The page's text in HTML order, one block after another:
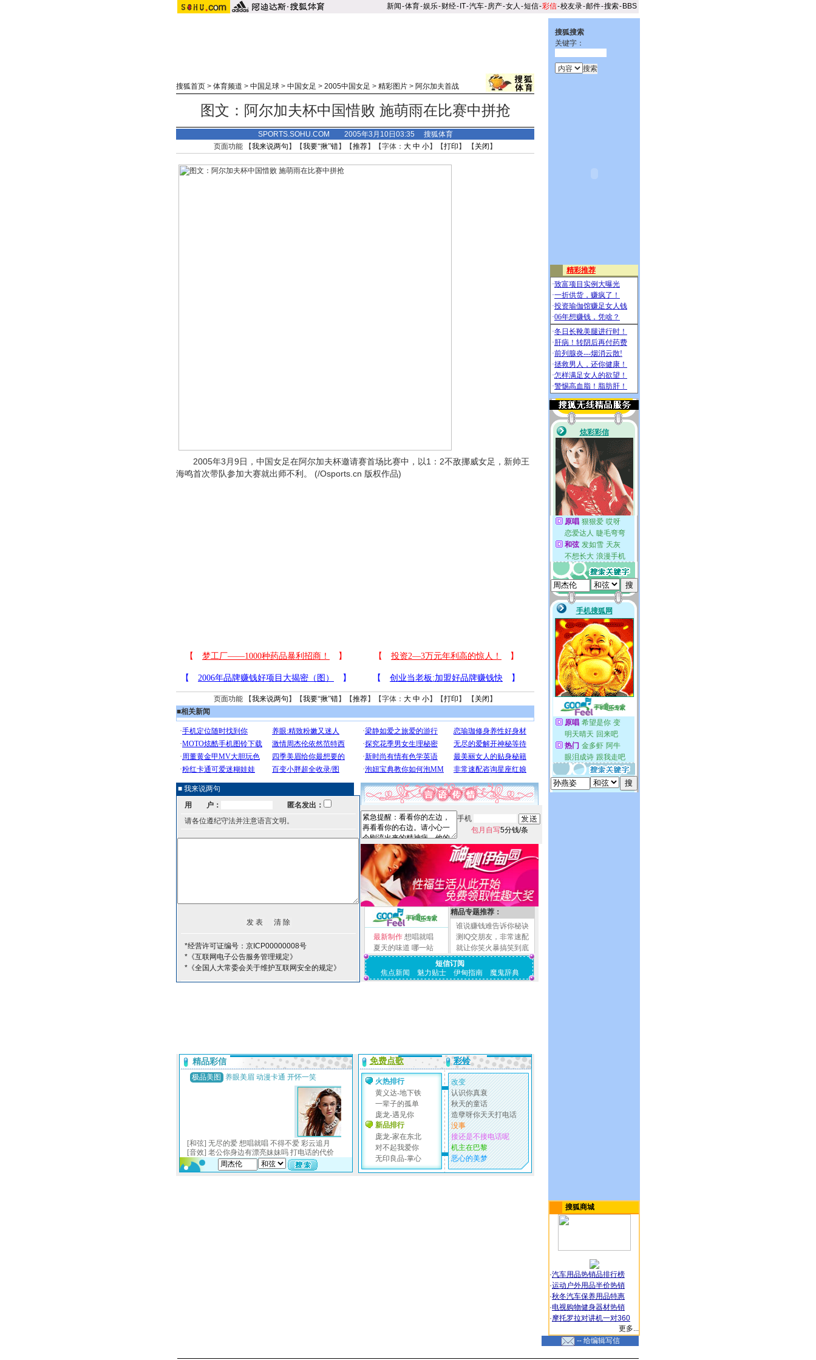
新闻-体育-娱乐-财经- IT-汽车-房产-女人 -短信-彩信-校友录-邮件-搜索- BBS
搜狐首页 > 体育频道 > 中国足球 > 中国女足 > 2005中国女足 > 精彩图片 > 阿尔加夫首战
图文：阿尔加夫杯中国惜败 施萌雨在比赛中拼抢
SPORTS.SOHU.COM 2005年3月10日03:35 搜狐体育
页面功能 【我来说两句 】【我要“揪”错】【推荐】【字体： 大 中 小】【打印 】 【 关闭 】
2005年3月9日，中国女足在阿尔加夫杯邀请赛首场比赛中，以1：2不敌挪威女足，新帅王
海鸣首次带队参加大赛就出师不利。 (/Osports.cn 版权作品)
页面功能 【我来说两句 】【我要“揪”错】【推荐】【字体： 大 中 小】【打印 】 【 关闭 】
■相关新闻
■ 我来说两句
用 户：
匿名发出：
请各位遵纪守法并注意语言文明。
*经营许可证编号：京ICP00000008号
*《互联网电子公告服务管理规定》
*《全国人大常委会关于维护互联网安全的规定》
手机
包月自写5分钱/条
最新制作 想唱就唱
夏天的味道 哪一站
精品专题推荐：
谁说赚钱难告诉你秘诀
测IQ交朋友，非常速配
就让你笑火暴搞笑到底
短信订阅
焦点新闻
魅力贴士 伊甸指南 魔鬼辞典
搜狐搜索
关键字：
搜狐商城
·汽车用品热销品排行榜
·运动户外用品半价热销
·秋冬汽车保养用品特惠
·电视购物健身器材热销
·摩托罗拉对讲机一对360
更多...
-- 给编辑写信